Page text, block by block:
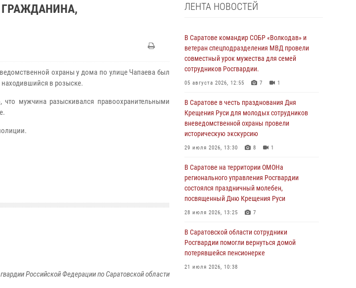
ГРАЖДАНИНА,
охраны у дома по улице Чапаева был
в розыске.
мужчина разыскивался правоохранительными
Российской Федерации по Саратовской области
ЛЕНТА НОВОСТЕЙ
В Саратове командир СОБР «Волкодав» и
ветеран спецподразделения МВД провели
совместный урок мужества для семей
сотрудников Росгвардии.
05 августа 2026, 12:55 7 1
В Саратове в честь празднования Дня
Крещения Руси для молодых сотрудников
вневедомственной охраны провели
историческую экскурсию
29 июля 2026, 13:30 8 1
В Саратове на территории ОМОНа
регионального управления Росгвардии
состоялся праздничный молебен,
посвященный Дню Крещения Руси
28 июля 2026, 13:25 7
В Саратовской области сотрудники
Росгвардии помогли вернуться домой
потерявшейся пенсионерке
21 июля 2026, 10:38